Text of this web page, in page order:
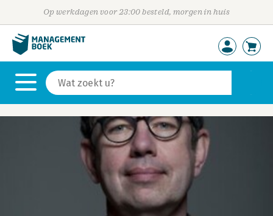
Op werkdagen voor 23:00 besteld, morgen in huis